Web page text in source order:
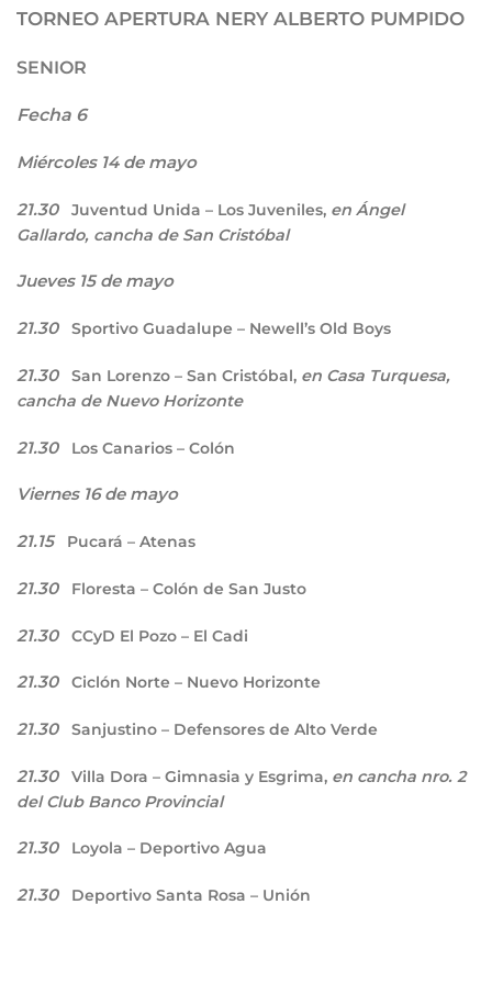
TORNEO APERTURA NERY ALBERTO PUMPIDO
SENIOR
Fecha 6
Miércoles 14 de mayo
21.30Juventud Unida – Los Juveniles, en Ángel
Gallardo, cancha de San Cristóbal
Jueves 15 de mayo
21.30Sportivo Guadalupe – Newell’s Old Boys
21.30San Lorenzo – San Cristóbal, en Casa Turquesa,
cancha de Nuevo Horizonte
21.30Los Canarios – Colón
Viernes 16 de mayo
21.15Pucará – Atenas
21.30Floresta – Colón de San Justo
21.30CCyD El Pozo – El Cadi
21.30Ciclón Norte – Nuevo Horizonte
21.30Sanjustino – Defensores de Alto Verde
21.30Villa Dora – Gimnasia y Esgrima, en cancha nro. 2
del Club Banco Provincial
21.30Loyola – Deportivo Agua
21.30Deportivo Santa Rosa – Unión